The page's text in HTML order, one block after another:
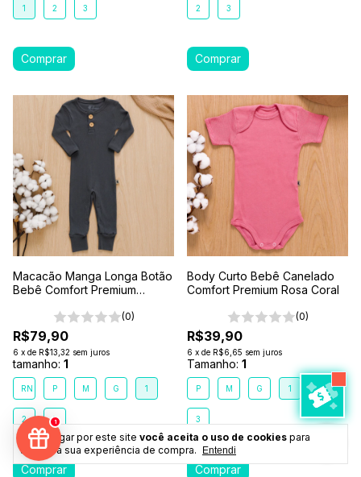
Ao navegar por este site você aceita o uso de cookies para
agilizar a sua experiência de compra.
Entendi
1 2 3 2 3
Macacão Manga Longa Botão
Bebê Comfort Premium
(0)
R$79,90
6 x de R$13,32 sem juros
tamanho: 1
RN P M G 1
2 3
Body Curto Bebê Canelado
Comfort Premium Rosa Coral
(0)
R$39,90
6 x de R$6,65 sem juros
Tamanho: 1
P M G 1 2
3
1